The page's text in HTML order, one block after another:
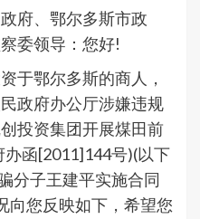
府、鄂尔多斯市政
委领导：您好!
于鄂尔多斯的商人，
政府办公厅涉嫌违规
投资集团开展煤田前
函[2011]144号)(以下
分子王建平实施合同
向您反映如下，希望您